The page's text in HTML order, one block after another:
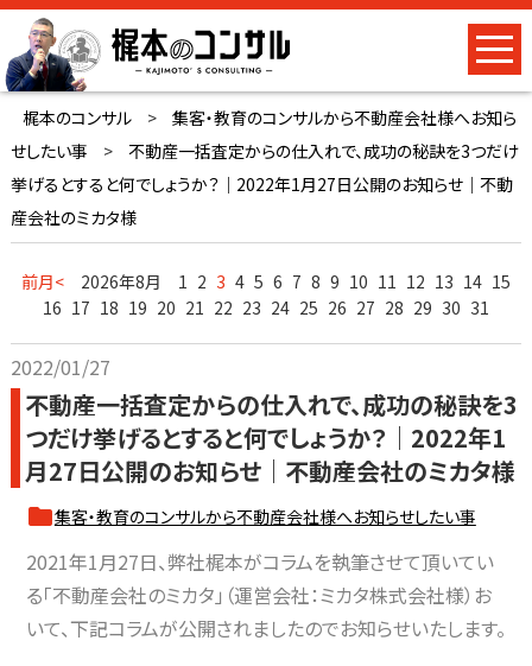
梶本のコンサル >
集客・教育のコンサルから不動産会社様へお知ら
せしたい事
>
不動産一括査定からの仕入れで、成功の秘訣を3つだけ
挙げるとすると何でしょうか？｜2022年1月27日公開のお知らせ｜不動
産会社のミカタ様
前月< 2026年8月 1 2 3 4 5 6 7 8 9 10 11 12 13 14 15
16 17 18 19 20 21 22 23 24 25 26 27 28 29 30 31
2022/01/27
不動産一括査定からの仕入れで、成功の秘訣を3
つだけ挙げるとすると何でしょうか？｜2022年1
月27日公開のお知らせ｜不動産会社のミカタ様
集客・教育のコンサルから不動産会社様へお知らせしたい事
2021年1月27日、弊社梶本がコラムを執筆させて頂いてい
る「不動産会社のミカタ」（運営会社：ミカタ株式会社様）お
いて、下記コラムが公開されましたのでお知らせいたします。